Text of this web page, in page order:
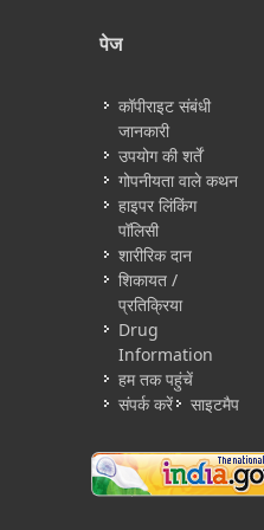
पेज
कॉपीराइट संबंधी
जानकारी
उपयोग की शर्तें
गोपनीयता वाले कथन
हाइपर लिंकिंग
पॉलिसी
शारीरिक दान
शिकायत /
प्रतिक्रिया
Drug
Information
हम तक पहुंचें
संपर्क करें
साइटमैप